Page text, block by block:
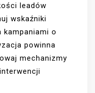
leadów
wskaźniki
o
powinna
mechanizmy